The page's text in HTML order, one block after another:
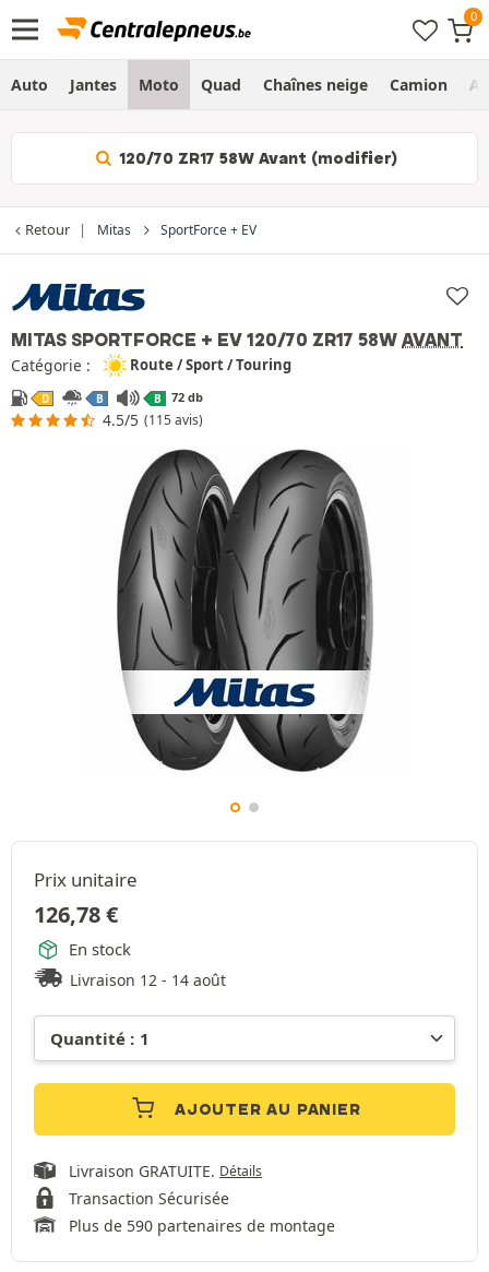
Auto Jantes Moto Quad Chaînes neige Camion
120/70 ZR17 58W Avant (modifier)
Retour Mitas SportForce + EV
MITAS SPORTFORCE + EV 120/70 ZR17 58W AVANT
Catégorie : Route / Sport / Touring
D B B 72 db
4.5/5 (115 avis)
Prix unitaire
126,78€
En stock
Livraison 12 - 14 août
AJOUTER AU PANIER
Livraison GRATUITE. Détails
Transaction Sécurisée
Plus de 590 partenaires de montage